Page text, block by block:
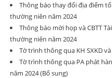
Thông báo thay đổi địa điểm
thường niên năm 2024
Thông báo mời họp và CBTT
thường niên năm 2024
Tờ trình thông qua KH SXKD
Tờ trình thông qua PA phát
năm 2024 (Bổ sung)